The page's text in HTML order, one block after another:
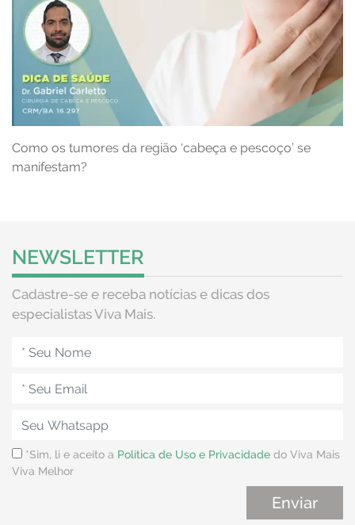
Como os tumores da região ‘cabeça e pescoço’ se
manifestam?
NEWSLETTER
Cadastre-se e receba notícias e dicas dos
especialistas Viva Mais.
*Sim, li e aceito a Política de Uso e Privacidade do Viva Mais
Viva Melhor